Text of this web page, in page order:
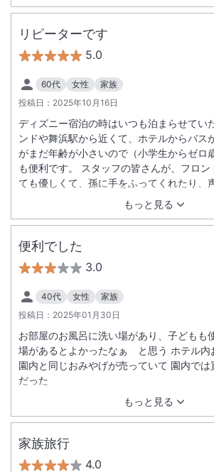
リピーターです
5.0
60代 女性
家族
投稿日： 2025年10月16日
もっと見る
ディズニー宿泊の時はいつも泊まらせてい
ンドや舞浜駅から近くて、ホテルからバス
がまだ年齢が小さいので（小学生からゼロ
も便利です。 スタッフの皆さんが、フロン
ても優しくて、孫に手をふってくれたり、
レンドリーな所も有り難く、嬉しいです。
も、毎回、とても親身に対応してください
タンルームは、落ち着いた雰囲気で特に好
もディズニーショップも利用しました。便
便利でした
3.0
40代 女性
家族
投稿日： 2025年01月30日
もっと見る
お部屋のお風呂に洗い場があり、子どもも
場があるとよかったなぁ と思う ホテル内おみやげショップに
園内と同じおみやげが売っていて 園内で
だった
家族旅行
4.0